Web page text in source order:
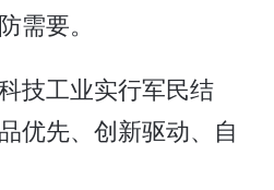
需要。
技工业实行军民结
优先、创新驱动、自